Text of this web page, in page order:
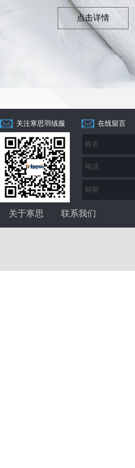
点击详情
关注寒思羽绒服 在线留言
关于寒思 联系我们